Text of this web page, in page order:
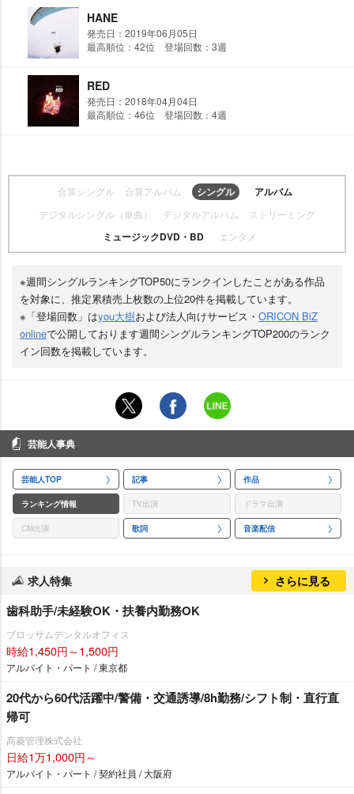
HANE
発売日：2019年06月05日
最高順位：42位 登場回数：3週
RED
発売日：2018年04月04日
最高順位：46位 登場回数：4週
合算シングル 合算アルバム シングル アルバム
デジタルシングル（単曲） デジタルアルバム ストリーミング
ミュージックDVD・BD エンタメ
※週間シングルランキングTOP50にランクインしたことがある作品
を対象に、推定累積売上枚数の上位20件を掲載しています。
※「登場回数」はyou大樹および法人向けサービス・ ORICON BiZ
onlineで公開しております週間シングルランキングTOP200のランク
イン回数を掲載しています。
芸能人事典
芸能人TOP 記事 作品
ランキング情報 TV出演 ドラマ出演
CM出演 歌詞 音楽配信
求人特集 さらに見る
歯科助手/未経験OK・扶養内勤務OK
ブロッサムデンタルオフィス
時給1,450円～1,500円
アルバイト・パート / 東京都
20代から60代活躍中/警備・交通誘導/8h勤務/シフト制・直行直
帰可
髙菱管理株式会社
日給1万1,000円～
アルバイト・パート / 契約社員 / 大阪府